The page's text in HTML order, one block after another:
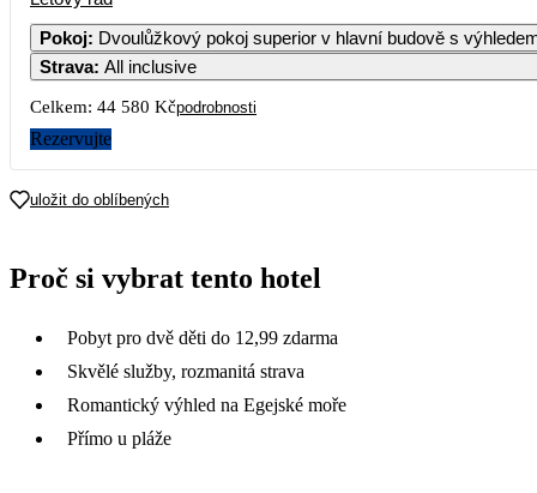
Pokoj: Dvoulůžkový pokoj superior v hlavní budově s
Strava: All inclusive
Celkem: 44 580 Kčpodrobnosti
Rezervujte
uložit do oblíbených
Proč si vybrat tento hotel
Pobyt pro dvě děti do 12,99 zdarma
Skvělé služby, rozmanitá strava
Romantický výhled na Egejské moře
Přímo u pláže